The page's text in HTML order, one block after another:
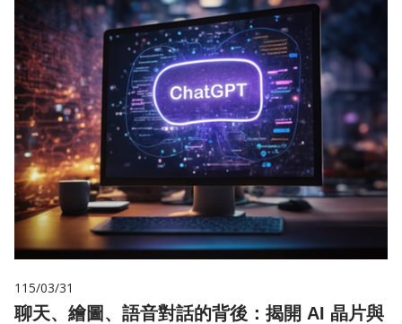
115/03/31
聊天、繪圖、語音對話的背後：揭開 AI 晶片與